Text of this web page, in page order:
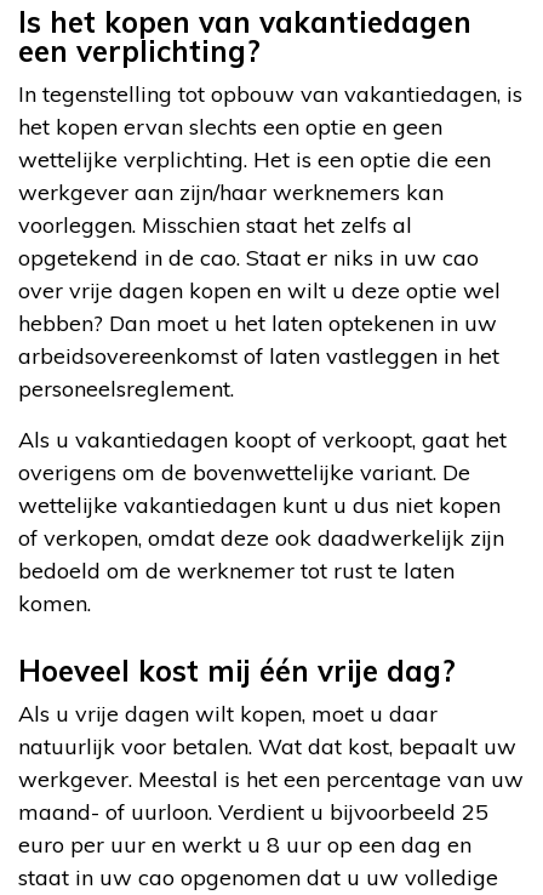
Is het kopen van vakantiedagen
een verplichting?
In tegenstelling tot opbouw van vakantiedagen, is
het kopen ervan slechts een optie en geen
wettelijke verplichting. Het is een optie die een
werkgever aan zijn/haar werknemers kan
voorleggen. Misschien staat het zelfs al
opgetekend in de cao. Staat er niks in uw cao
over vrije dagen kopen en wilt u deze optie wel
hebben? Dan moet u het laten optekenen in uw
arbeidsovereenkomst of laten vastleggen in het
personeelsreglement.
Als u vakantiedagen koopt of verkoopt, gaat het
overigens om de bovenwettelijke variant. De
wettelijke vakantiedagen kunt u dus niet kopen
of verkopen, omdat deze ook daadwerkelijk zijn
bedoeld om de werknemer tot rust te laten
komen.
Hoeveel kost mij één vrije dag?
Als u vrije dagen wilt kopen, moet u daar
natuurlijk voor betalen. Wat dat kost, bepaalt uw
werkgever. Meestal is het een percentage van uw
maand- of uurloon. Verdient u bijvoorbeeld 25
euro per uur en werkt u 8 uur op een dag en
staat in uw cao opgenomen dat u uw volledige